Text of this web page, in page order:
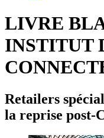
LIVRE
INSTITUT
Retailers
la reprise post-